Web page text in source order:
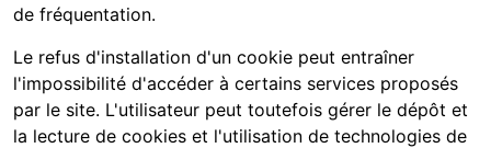
de fréquentation.
Le refus d'installation d'un cookie peut entraîner
l'impossibilité d'accéder à certains services proposés
par le site. L'utilisateur peut toutefois gérer le dépôt et
la lecture de cookies et l'utilisation de technologies de